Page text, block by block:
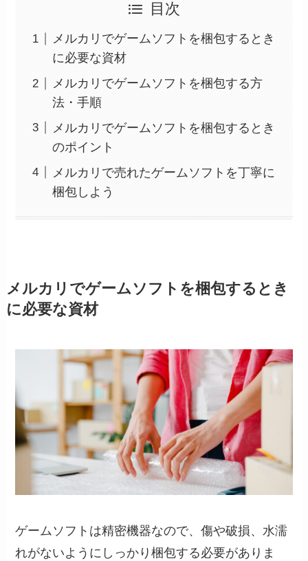
目次
メルカリでゲームソフトを梱包するとき
に必要な資材
メルカリでゲームソフトを梱包する方
法・手順
メルカリでゲームソフトを梱包するとき
のポイント
メルカリで売れたゲームソフトを丁寧に
梱包しよう
メルカリでゲームソフトを梱包するとき
に必要な資材
ゲームソフトは精密機器なので、傷や破損、水濡
れがないようにしっかり梱包する必要がありま